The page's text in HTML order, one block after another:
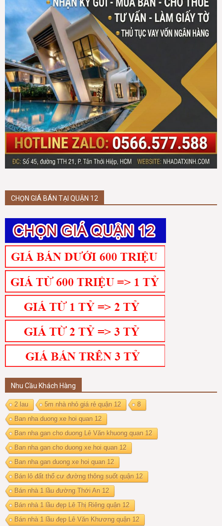
CHỌN GIÁ BÁN TẠI QUẬN 12
Nhu Cầu Khách Hàng
2 lau 5m nhà nhỏ giá rẻ quận 12
8
Ban nha duong xe hoi quan 12
Ban nha gan cho duong Lê Văn khuong quan 12
Ban nha gan cho duong xe hoi quan 12
Ban nha gan duong xe hoi quan 12
Bán lô đất thổ cư đường thông suốt quận 12
Bán nhà 1 lầu đường Thới An 12
Bán nhà 1 lầu đẹp Lê Thị Riêng quận 12
Bán nhà 1 lầu đẹp Lê Văn Khương quận 12